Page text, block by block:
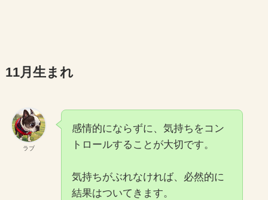
11月生まれ
ラブ
感情的にならずに、気持ちをコン
トロールすることが大切です。
気持ちがぶれなければ、必然的に
結果はついてきます。